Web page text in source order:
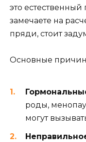
это
замечаете на
пряди, стоит
Основные
роды,
могут